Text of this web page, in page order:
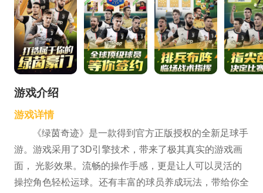
游戏介绍
游戏详情
《绿茵奇迹》是一款得到官方正版授权的全新足球手
游。游戏采用了3D引擎技术，带来了极其真实的游戏画
面， 光影效果。流畅的操作手感，更是让人可以灵活的
操控角色轻松运球。还有丰富的球员养成玩法，带给你全